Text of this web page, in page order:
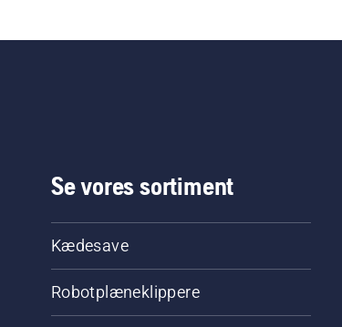
Se vores sortiment
Kædesave
Robotplæneklippere